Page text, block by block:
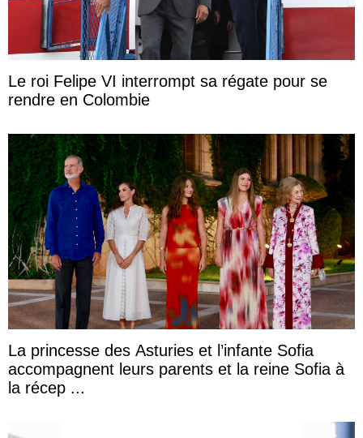
Le roi Felipe VI interrompt sa régate pour se
rendre en Colombie
La princesse des Asturies et l’infante Sofia
accompagnent leurs parents et la reine Sofia à
la récep ...